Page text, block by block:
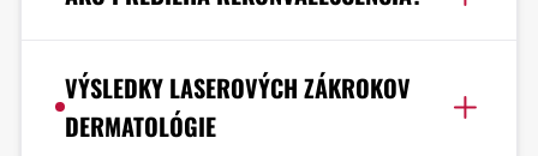
VÝSLEDKY LASEROVÝCH ZÁKROKOV
DERMATOLÓGIE